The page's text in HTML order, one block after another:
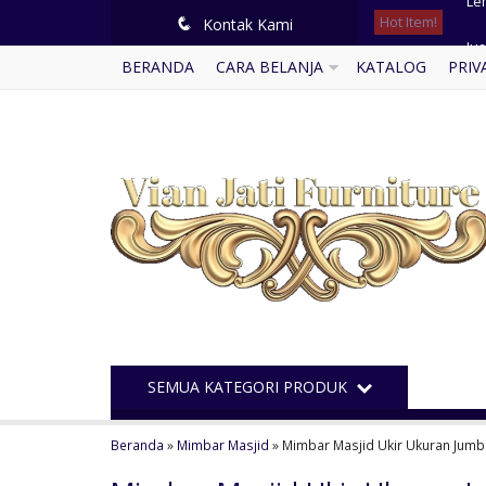
q Kontak Kami Hot Item!
BERANDA CARA BELANJA KATALOG
SEMUA KATEGORI PRODUK
Beranda » Mimbar Masjid » Mimbar Masjid Ukir Ukuran